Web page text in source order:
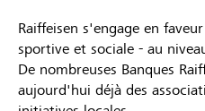
Raiffeisen s'engage en
sportive et sociale - au
De nombreuses Banques
aujourd'hui déjà des